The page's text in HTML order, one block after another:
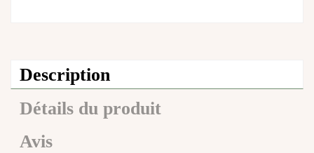
Description
Détails du produit
Avis